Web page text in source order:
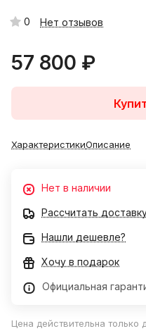
0 Нет отзывов
57 800 ₽
ХарактеристикиОписание
Нет в наличии
Рассчитать
Нашли дешевле?
Хочу в подарок
Официальная
Цена действительна